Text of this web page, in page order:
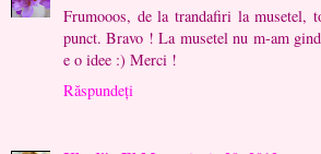
Frumooos, de la trandafiri la musetel,
punct. Bravo ! La musetel nu m-am
e o idee :) Merci !
Răspundeți